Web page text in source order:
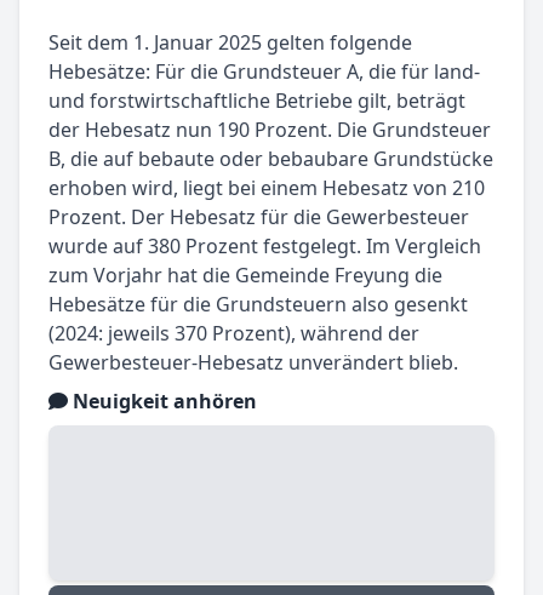
Seit dem 1. Januar 2025 gelten folgende
Hebesätze: Für die Grundsteuer A, die für land-
und forstwirtschaftliche Betriebe gilt, beträgt
der Hebesatz nun 190 Prozent. Die Grundsteuer
B, die auf bebaute oder bebaubare Grundstücke
erhoben wird, liegt bei einem Hebesatz von 210
Prozent. Der Hebesatz für die Gewerbesteuer
wurde auf 380 Prozent festgelegt. Im Vergleich
zum Vorjahr hat die Gemeinde Freyung die
Hebesätze für die Grundsteuern also gesenkt
(2024: jeweils 370 Prozent), während der
Gewerbesteuer-Hebesatz unverändert blieb.
Neuigkeit anhören